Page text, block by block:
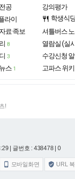
공
라이
료·족보
8
3
스 1
강의평가
restaurant 학생식
셔틀버스
열람실 (실
수강신청
고파스 위키
!
| 글번호 : 438478 | 0
 모바일화면  URL